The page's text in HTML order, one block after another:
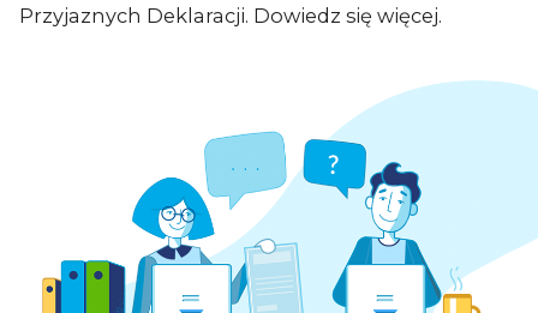
Przyjaznych Deklaracji. Dowiedz się więcej.